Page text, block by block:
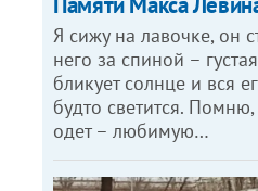
Я сижу на лавочке, он
него за спиной –
бликует солнце и вся
будто светится.
одет – любимую…